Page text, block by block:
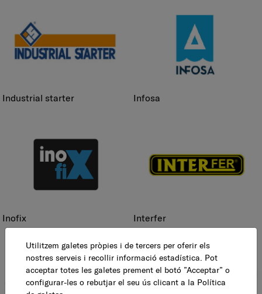
industrial starter infosa
inofix interfer
Utilitzem galetes pròpies i de tercers per oferir els
nostres serveis i recollir informació estadística. Pot
acceptar totes les galetes prement el botó ”Acceptar” o
configurar-les o rebutjar el seu ús clicant a la Política